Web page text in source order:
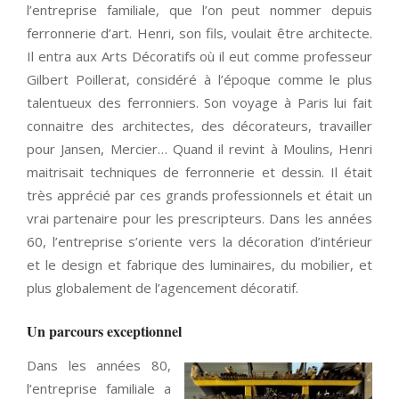
l’entreprise familiale, que l’on peut nommer depuis
ferronnerie d’art. Henri, son fils, voulait être architecte.
Il entra aux Arts Décoratifs où il eut comme professeur
Gilbert Poillerat, considéré à l’époque comme le plus
talentueux des ferronniers. Son voyage à Paris lui fait
connaitre des architectes, des décorateurs, travailler
pour Jansen, Mercier… Quand il revint à Moulins, Henri
maitrisait techniques de ferronnerie et dessin. Il était
très apprécié par ces grands professionnels et était un
vrai partenaire pour les prescripteurs. Dans les années
60, l’entreprise s’oriente vers la décoration d’intérieur
et le design et fabrique des luminaires, du mobilier, et
plus globalement de l’agencement décoratif.
Un parcours exceptionnel
Dans les années 80,
l’entreprise familiale a